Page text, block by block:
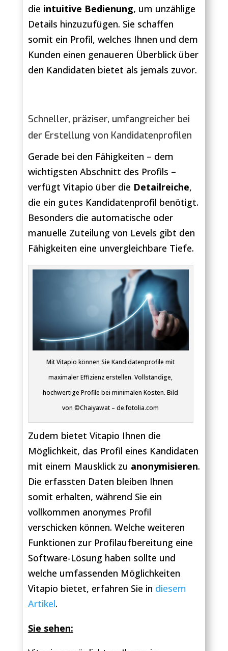
die intuitive Bedienung, um unzählige
Details hinzuzufügen. Sie schaffen
somit ein Profil, welches Ihnen und dem
Kunden einen genaueren Überblick über
den Kandidaten bietet als jemals zuvor.
Schneller, präziser, umfangreicher bei
der Erstellung von Kandidatenprofilen
Gerade bei den Fähigkeiten – dem
wichtigsten Abschnitt des Profils –
verfügt Vitapio über die Detailreiche,
die ein gutes Kandidatenprofil benötigt.
Besonders die automatische oder
manuelle Zuteilung von Levels gibt den
Fähigkeiten eine unvergleichbare Tiefe.
Mit Vitapio können Sie Kandidatenprofile mit
maximaler Effizienz erstellen. Vollständige,
hochwertige Profile bei minimalen Kosten. Bild
von ©Chaiyawat – de.fotolia.com
Zudem bietet Vitapio Ihnen die
Möglichkeit, das Profil eines Kandidaten
mit einem Mausklick zu anonymisieren.
Die erfassten Daten bleiben Ihnen
somit erhalten, während Sie ein
vollkommen anonymes Profil
verschicken können. Welche weiteren
Funktionen zur Profilaufbereitung eine
Software-Lösung haben sollte und
welche umfassenden Möglichkeiten
Vitapio bietet, erfahren Sie in diesem
Artikel.
Sie sehen: